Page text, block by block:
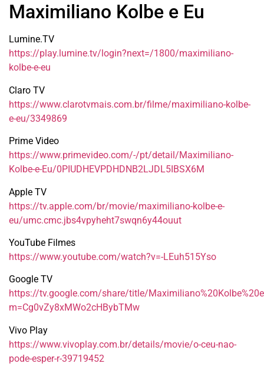
Maximiliano Kolbe e Eu
Lumine.TV
https://play.lumine.tv/login?next=/1800/maximiliano-
kolbe-e-eu
Claro TV
https://www.clarotvmais.com.br/filme/maximiliano-kolbe-
e-eu/3349869
Prime Video
https://www.primevideo.com/-/pt/detail/Maximiliano-
Kolbe-e-Eu/0PIUDHEVPDHDNB2LJDL5IBSX6M
Apple TV
https://tv.apple.com/br/movie/maximiliano-kolbe-e-
eu/umc.cmc.jbs4vpyheht7swqn6y44ouut
YouTube Filmes
https://www.youtube.com/watch?v=-LEuh515Yso
Google TV
https://tv.google.com/share/title/
m=Cg0vZy8xMWo2cHBybTMw
Vivo Play
https://www.vivoplay.com.br/details/movie/o-ceu-nao-
pode-esper-r-39719452